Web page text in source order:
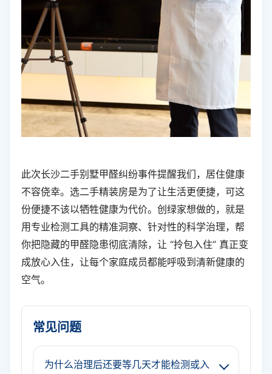
此次长沙二手别墅甲醛纠纷事件提醒我们，居住健康
不容侥幸。 选二手精装房是为了让生活更便捷，可这
份便捷不该以牺牲健康为代价。创绿家想做的，就是
用专业检测工具的精准洞察、针对性的科学治理，帮
你把隐藏的甲醛隐患彻底清除，让 “拎包入住” 真正变
成放心入住，让每个家庭成员都能呼吸到清新健康的
空气。
常见问题
为什么治理后还要等几天才能检测或入